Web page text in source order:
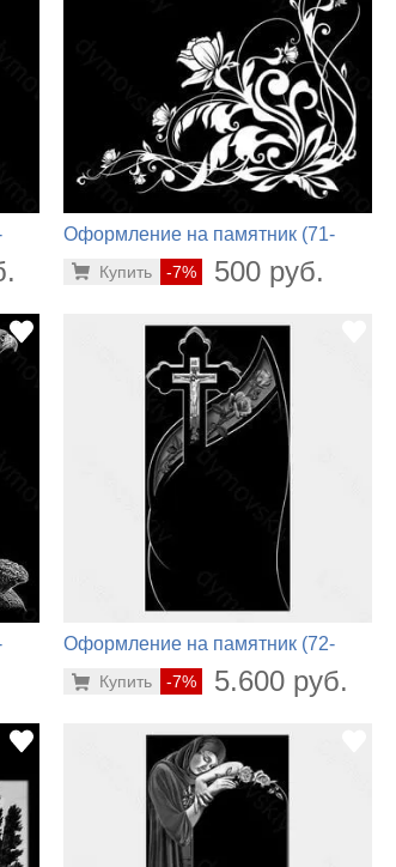
Оформление на памятник (71-
-7% 500 руб.
Купить
Оформление на памятник (72-
-7% 5.600 руб.
Купить